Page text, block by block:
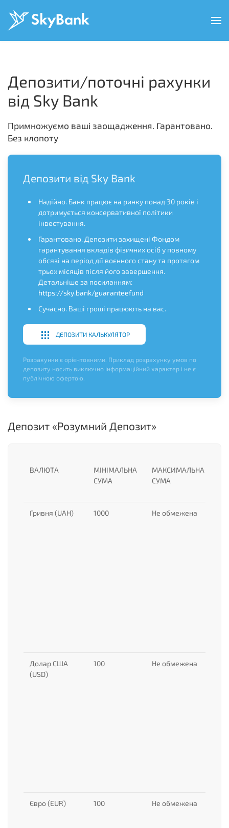
основного
Депозити/поточні рахунки
від Sky Bank
Примножуємо ваші заощадження. Гарантовано.
Без клопоту
Депозити від Sky Bank
Надійно. Банк працює на ринку понад 30 років і
дотримується консервативної політики
інвестування.
Гарантовано. Депозити захищені Фондом
гарантування вкладів фізичних осіб у повному
обсязі на період дії воєнного стану та протягом
трьох місяців після його завершення.
Детальніше за посиланням:
https://sky.bank/guaranteefund
Сучасно. Ваші гроші працюють на вас.
ДЕПОЗИТИ КАЛЬКУЛЯТОР
Розрахунки є орієнтовними. Приклад розрахунку умов по
депозиту носить виключно інформаційний характер і не є
публічною офертою.
Депозит «Розумний Депозит»
ВАЛЮТА
МІНІМАЛЬНА
СУМА
МАКСИМАЛЬНА
СУМА
Гривня (UAH) 1000 Не обмежена
Долар США
(USD)
100 Не обмежена
Євро (EUR) 100 Не обмежена